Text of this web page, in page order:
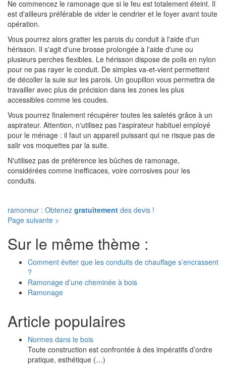
Ne commencez le ramonage que si le feu est totalement éteint. Il
est d'ailleurs préférable de vider le cendrier et le foyer avant toute
opération.
Vous pourrez alors gratter les parois du conduit à l'aide d'un
hérisson. Il s'agit d'une brosse prolongée à l'aide d'une ou
plusieurs perches flexibles. Le hérisson dispose de poils en nylon
pour ne pas rayer le conduit. De simples va-et-vient permettent
de décoller la suie sur les parois. Un goupillon vous permettra de
travailler avec plus de précision dans les zones les plus
accessibles comme les coudes.
Vous pourrez finalement récupérer toutes les saletés grâce à un
aspirateur. Attention, n'utilisez pas l'aspirateur habituel employé
pour le ménage : il faut un appareil puissant qui ne risque pas de
salir vos moquettes par la suite.
N'utilisez pas de préférence les bûches de ramonage,
considérées comme inefficaces, voire corrosives pour les
conduits.
ramoneur : Obtenez gratuitement des devis !
Page suivante >
Sur le même thème :
Comment éviter que les conduits de chauffage s’encrassent
?
Ramonage d’une cheminée à bois
Ramonage
Article populaires
Normes dans le bois
Toute construction est confrontée à des impératifs d’ordre
pratique, esthétique (…)